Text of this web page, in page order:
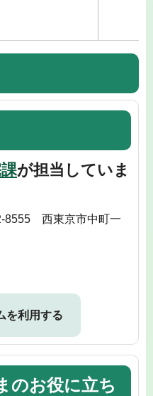
が担当していま
8555 西東京市中町一
を利用する
のお役に立ち